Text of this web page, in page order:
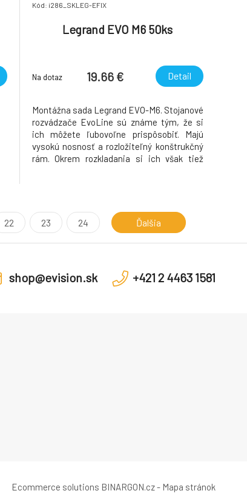
Kód: i286_SKLEG-EFIX
Legrand EVO M6 50ks
Na dotaz 19.66 € Detail
Montážna sada Legrand EVO-M6. Stojanové
rozvádzače EvoLine sú známe tým, že si
ich môžete ľubovoľne prispôsobiť. Majú
vysokú nosnosť a rozložiteľný konštrukčný
rám. Okrem rozkladania si ich však tiež
22 23 24 Ďalšia
shop@evision.sk +421 2 4463 1581
Ecommerce solutions BINARGON.cz- Mapa stránok